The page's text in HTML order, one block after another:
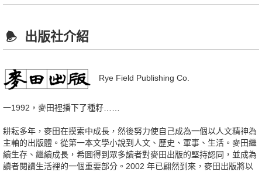
出版社介紹
Rye Field Publishing Co.
一1992，麥田裡播下了種籽……
耕耘多年，麥田在摸索中成長，然後努力使自己成為一個以人文精神為
主軸的出版體。從第一本文學小說到人文、歷史、軍事、生活。麥田繼
續生存、繼續成長，希圖得到眾多讀者對麥田出版的堅持認同，並成為
讀者閱讀生活裡的一個重要部分。2002 年已翩然到來，麥田出版將以